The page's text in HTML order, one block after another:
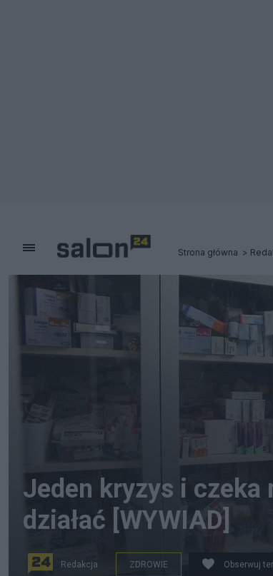
Strona główna
Jeden kryzys i czeka
działać [WYWIAD]
Redakcja ZDROWIE Obserwuj